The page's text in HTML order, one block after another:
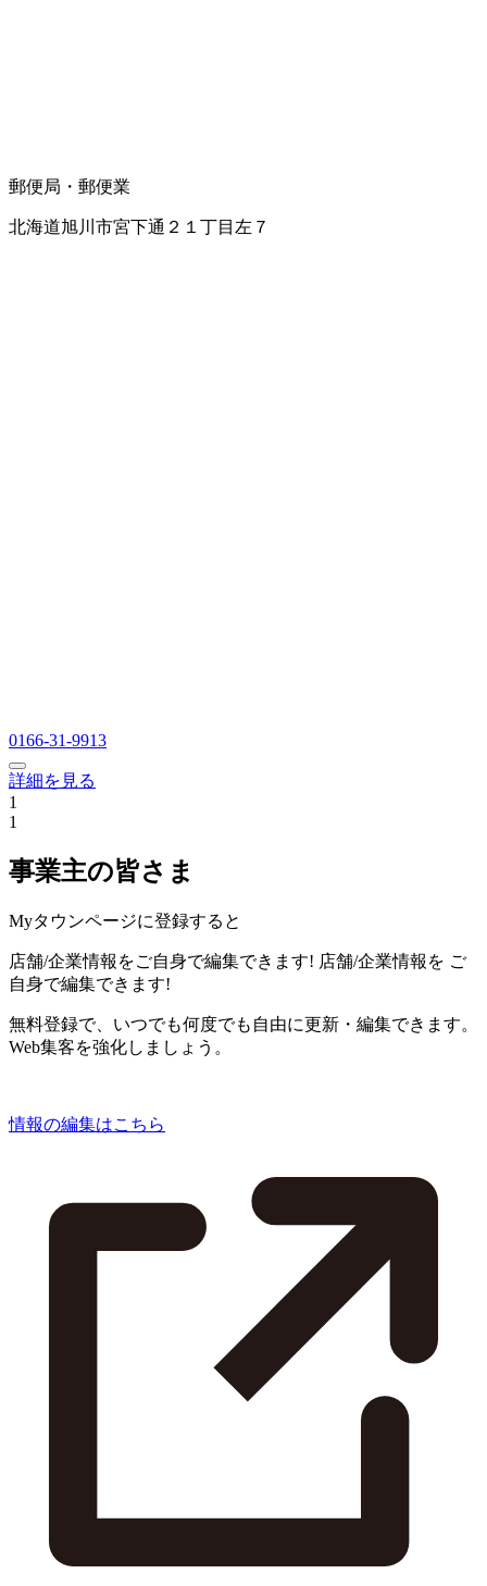
郵便局・郵便業
北海道旭川市宮下通２１丁目左７
0166-31-9913
詳細を見る
1
1
事業主の皆さま
Myタウンページに登録すると
店舗/企業情報をご自身で編集できます! 店舗/企業情報を ご
自身で編集できます!
無料登録で、いつでも何度でも自由に更新・編集できます。
Web集客を強化しましょう。
情報の編集はこちら